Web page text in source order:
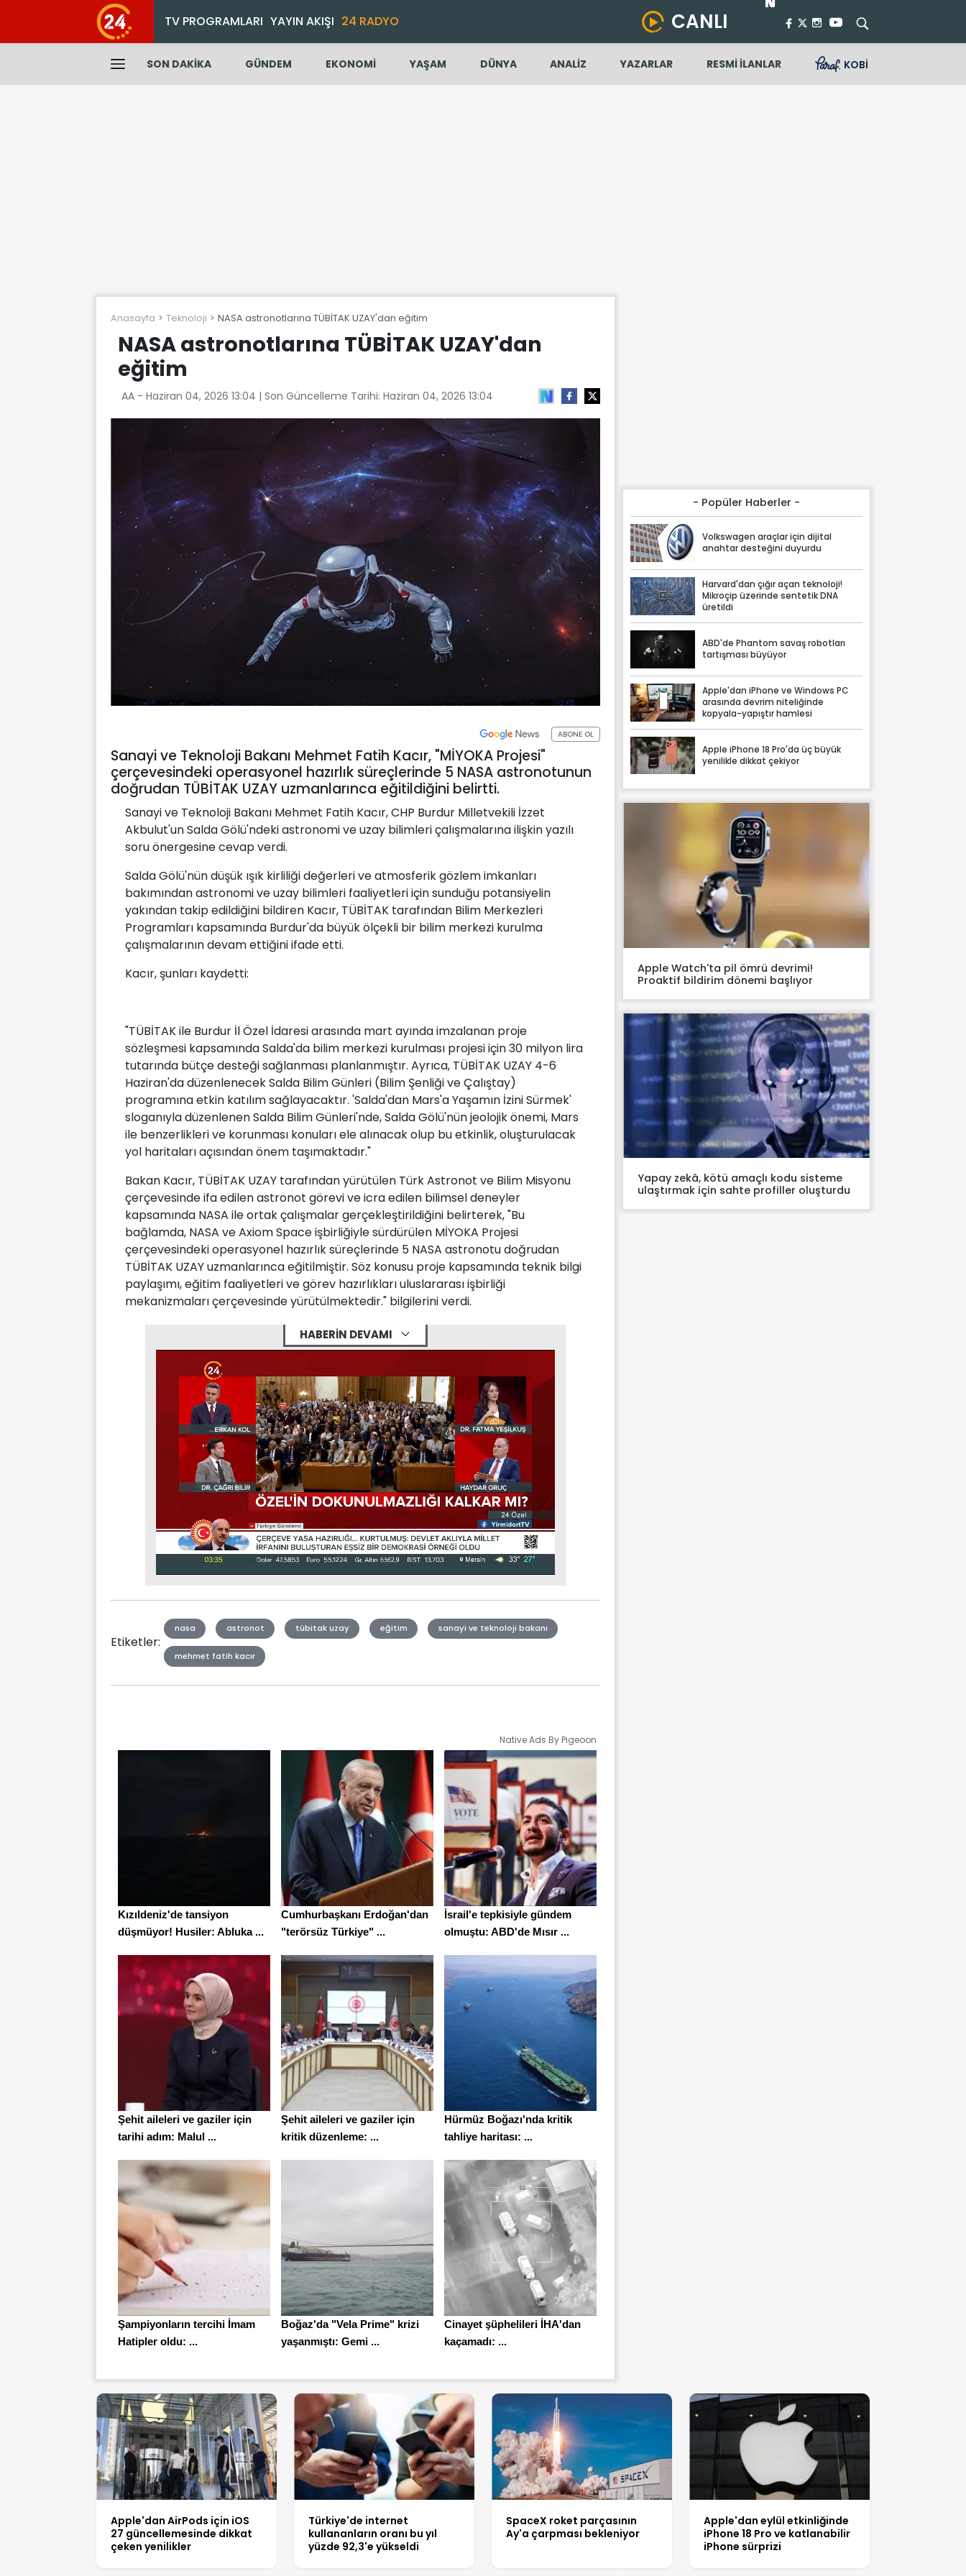
TV PROGRAMLARI YAYIN AKIŞI 24 RADYO CANLI
SON DAKİKA GÜNDEM EKONOMİ YAŞAM DÜNYA ANALİZ YAZARLAR RESMİ İLANLAR KOBİ
Anasayfa Teknoloji NASA astronotlarına TÜBİTAK UZAY'dan eğitim
NASA astronotlarına TÜBİTAK UZAY'dan
eğitim
AA - Haziran 04, 2026 13:04 | Son Güncelleme Tarihi: Haziran 04, 2026 13:04
ABONE OL
Sanayi ve Teknoloji Bakanı Mehmet Fatih Kacır, "MİYOKA Projesi"
çerçevesindeki operasyonel hazırlık süreçlerinde 5 NASA astronotunun
doğrudan TÜBİTAK UZAY uzmanlarınca eğitildiğini belirtti.
Sanayi ve Teknoloji Bakanı Mehmet Fatih Kacır, CHP Burdur Milletvekili İzzet
Akbulut'un Salda Gölü'ndeki astronomi ve uzay bilimleri çalışmalarına ilişkin yazılı
soru önergesine cevap verdi.
Salda Gölü'nün düşük ışık kirliliği değerleri ve atmosferik gözlem imkanları
bakımından astronomi ve uzay bilimleri faaliyetleri için sunduğu potansiyelin
yakından takip edildiğini bildiren Kacır, TÜBİTAK tarafından Bilim Merkezleri
Programları kapsamında Burdur'da büyük ölçekli bir bilim merkezi kurulma
çalışmalarının devam ettiğini ifade etti.
Kacır, şunları kaydetti:
"TÜBİTAK ile Burdur İl Özel İdaresi arasında mart ayında imzalanan proje
sözleşmesi kapsamında Salda'da bilim merkezi kurulması projesi için 30 milyon lira
tutarında bütçe desteği sağlanması planlanmıştır. Ayrıca, TÜBİTAK UZAY 4-6
Haziran'da düzenlenecek Salda Bilim Günleri (Bilim Şenliği ve Çalıştay)
programına etkin katılım sağlayacaktır. 'Salda'dan Mars'a Yaşamın İzini Sürmek'
sloganıyla düzenlenen Salda Bilim Günleri'nde, Salda Gölü'nün jeolojik önemi, Mars
ile benzerlikleri ve korunması konuları ele alınacak olup bu etkinlik, oluşturulacak
yol haritaları açısından önem taşımaktadır."
Bakan Kacır, TÜBİTAK UZAY tarafından yürütülen Türk Astronot ve Bilim Misyonu
çerçevesinde ifa edilen astronot görevi ve icra edilen bilimsel deneyler
kapsamında NASA ile ortak çalışmalar gerçekleştirildiğini belirterek, "Bu
bağlamda, NASA ve Axiom Space işbirliğiyle sürdürülen MİYOKA Projesi
çerçevesindeki operasyonel hazırlık süreçlerinde 5 NASA astronotu doğrudan
TÜBİTAK UZAY uzmanlarınca eğitilmiştir. Söz konusu proje kapsamında teknik bilgi
paylaşımı, eğitim faaliyetleri ve görev hazırlıkları uluslararası işbirliği
mekanizmaları çerçevesinde yürütülmektedir." bilgilerini verdi.
HABERİN DEVAMI
Stream
Etiketler:
nasa astronot tübitak uzay eğitim sanayi ve teknoloji bakanı
mehmet fatih kacır
Native Ads By Pigeoon
Kızıldeniz'de tansiyon
düşmüyor! Husiler: Abluka ...
Cumhurbaşkanı Erdoğan'dan
"terörsüz Türkiye" ...
İsrail'e tepkisiyle gündem
olmuştu: ABD'de Mısır ...
Şehit aileleri ve gaziler için
tarihi adım: Malul ...
Şehit aileleri ve gaziler için
kritik düzenleme: ...
Hürmüz Boğazı'nda kritik
tahliye haritası: ...
Şampiyonların tercihi İmam
Hatipler oldu: ...
Boğaz'da "Vela Prime" krizi
yaşanmıştı: Gemi ...
Cinayet şüphelileri İHA'dan
kaçamadı: ...
- Popüler Haberler -
Volkswagen araçlar için dijital
anahtar desteğini duyurdu
Harvard'dan çığır açan teknoloji!
Mikroçip üzerinde sentetik DNA
üretildi
ABD'de Phantom savaş robotları
tartışması büyüyor
Apple'dan iPhone ve Windows PC
arasında devrim niteliğinde
kopyala-yapıştır hamlesi
Apple iPhone 18 Pro'da üç büyük
yenilikle dikkat çekiyor
Apple Watch'ta pil ömrü devrimi!
Proaktif bildirim dönemi başlıyor
Yapay zekâ, kötü amaçlı kodu sisteme
ulaştırmak için sahte profiller oluşturdu
Apple'dan AirPods için iOS
27 güncellemesinde dikkat
çeken yenilikler
Türkiye'de internet
kullananların oranı bu yıl
yüzde 92,3'e yükseldi
SpaceX roket parçasının
Ay'a çarpması bekleniyor
Apple'dan eylül etkinliğinde
iPhone 18 Pro ve katlanabilir
iPhone sürprizi